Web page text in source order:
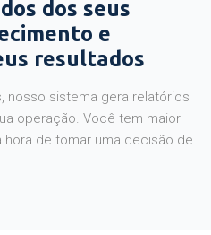
dos seus
e
resultados
nosso sistema gera relatórios
operação. Você tem maior
de tomar uma decisão de